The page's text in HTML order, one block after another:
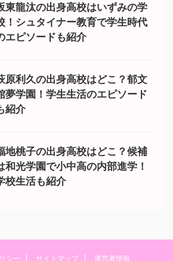
東龍汰の出身高校はいずみの学
！シュタイナー教育で学生時代
エピソードも紹介
原利久の出身高校はどこ？郁文
夢学園！学生生活のエピソード
紹介
地桃子の出身高校はどこ？候補
和光学園で小中高の内部進学！
校生活も紹介
シー サイトマップ 運営者情報